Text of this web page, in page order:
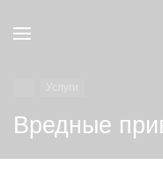
Вредные